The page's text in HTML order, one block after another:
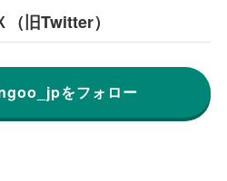
旧Twitter）
をフォロー